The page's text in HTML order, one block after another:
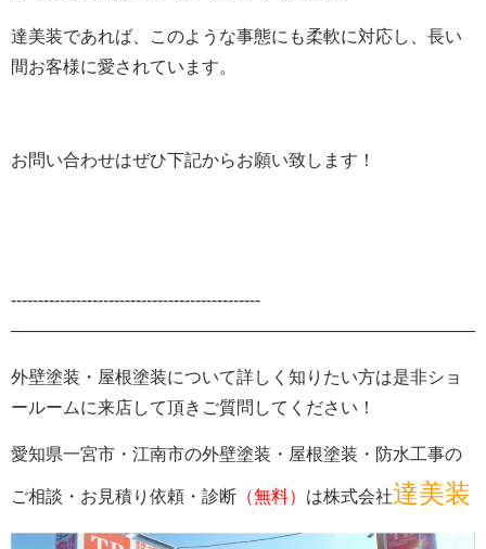
達美装であれば、このような事態にも柔軟に対応し、長い
間お客様に愛されています。
お問い合わせはぜひ下記からお願い致します！
‐‐‐‐‐‐‐‐‐‐‐‐‐‐‐‐‐‐‐‐‐‐‐‐‐‐‐‐‐‐‐‐‐‐‐‐‐‐‐‐‐‐‐‐‐‐
———————————————————————————-
外壁塗装・屋根塗装について詳しく知りたい方は是非ショ
ールームに来店して頂きご質問してください！
愛知県一宮市・江南市の外壁塗装 ・屋根塗装・防水工事の
ご相談・お見積り依頼・診断 （無料） は株式会社達美装